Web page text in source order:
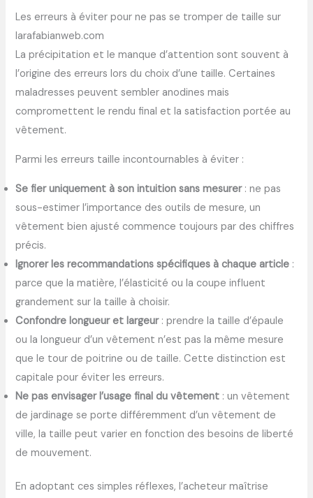
Les erreurs à éviter pour ne pas se tromper de taille sur
larafabianweb.com
La précipitation et le manque d’attention sont souvent à
l’origine des erreurs lors du choix d’une taille. Certaines
maladresses peuvent sembler anodines mais
compromettent le rendu final et la satisfaction portée au
vêtement.
Parmi les erreurs taille incontournables à éviter :
Se fier uniquement à son intuition sans mesurer: ne pas
sous-estimer l’importance des outils de mesure, un
vêtement bien ajusté commence toujours par des chiffres
précis.
Ignorer les recommandations spécifiques à chaque article :
parce que la matière, l’élasticité ou la coupe influent
grandement sur la taille à choisir.
Confondre longueur et largeur: prendre la taille d’épaule
ou la longueur d’un vêtement n’est pas la même mesure
que le tour de poitrine ou de taille. Cette distinction est
capitale pour éviter les erreurs.
Ne pas envisager l’usage final du vêtement : un vêtement
de jardinage se porte différemment d’un vêtement de
ville, la taille peut varier en fonction des besoins de liberté
de mouvement.
En adoptant ces simples réflexes, l’acheteur maîtrise